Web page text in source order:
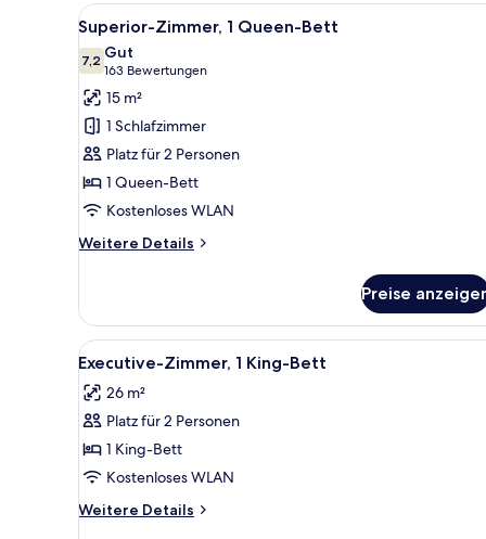
Doppelbett
Alle
Fotos
für
Superior-
Zimmer,
Queen-
Bett
anzeigen
Ein Hotelzimmer mit einem
5
Superior-Zimmer, 1 Queen-Bett
7,27,2 von 10
Gut
163 Bewertungen
(163
Bewertungen)
15 m²
1 Schlafzimmer
Platz für 2 Personen
1 Queen-Bett
Kostenloses WLAN
Weitere Details
Weitere
Zimmer,
Queen-
Preise
Alle
Fotos
für
Executive-
Zimmer,
1 King-
Bett
anzeigen
Ein ordentlich bezogenes
5
Executive-Zimmer, 1 King-Bett
26 m²
Platz für 2 Personen
1 King-Bett
Kostenloses WLAN
Weitere Details
Weitere